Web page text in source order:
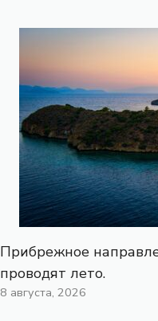
Прибрежное
проводят лето.
8 августа, 2026